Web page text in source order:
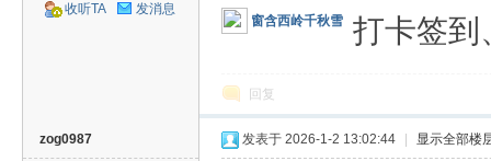
收听TA
发消息
窗含西岭千秋雪 打卡签
回复
zog0987 发表于 2026-1-2 13:02:44 显示全部楼